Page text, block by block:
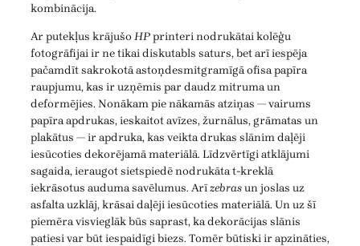
kombinācija.
Ar putekļus krājušoHPprinteri nodrukātai kolēģu
fotogrāfijai ir ne tikai diskutabls saturs, bet arī iespēja
pačamdīt sakrokotā astoņdesmitgramīgā ofisa papīra
raupjumu, kas ir uzņēmis par daudz mitruma un
deformējies. Nonākam pie nākamās atziņas — vairums
papīra apdrukas, ieskaitot avīzes, žurnālus, grāmatas un
plakātus — ir apdruka, kas veikta drukas slānim daļēji
iesūcoties dekorējamā materiālā. Līdzvērtīgi atklājumi
sagaida, ieraugot sietspiedē nodrukāta t-kreklā
iekrāsotus auduma savēlumus. Arīzebrasun joslas uz
asfalta uzklāj, krāsai daļēji iesūcoties materiālā. Un uz šī
piemēra visvieglāk būs saprast, ka dekorācijas slānis
patiesi var būt iespaidīgi biezs. Tomēr būtiski ir apzināties,